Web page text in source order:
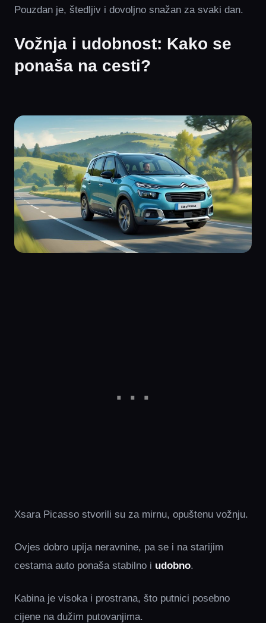
Pouzdan je, štedljiv i dovoljno snažan za svaki dan.
Vožnja i udobnost: Kako se
ponaša na cesti?
Xsara Picasso stvorili su za mirnu, opuštenu vožnju.
Ovjes dobro upija neravnine, pa se i na starijim
cestama auto ponaša stabilno i udobno.
Kabina je visoka i prostrana, što putnici posebno
cijene na dužim putovanjima.